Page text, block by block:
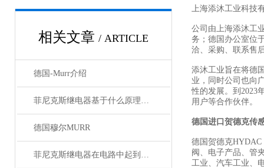
相关文章 / ARTICLE
德国-Murr介绍
菲尼克斯继电器基于什么原理工作？
德国穆尔MURR
菲尼克斯继电器在电路中起到什么作用？
上海添沐工业科技
公司由上海添沐工
务；德国办公室位
洽、采购、联系售
添沐工业旨在将德
业，同时公司也向
性的发展。到2023
用户等合作伙伴。
德国进口贺德克传
德国贺德克HYDAC
阀、电子产品、管
工业、汽车工业、